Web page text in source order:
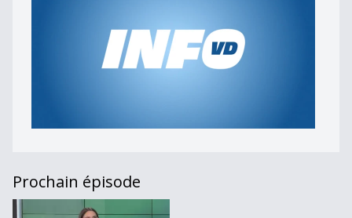
Prochain épisode
Journal du 9 juin 2023